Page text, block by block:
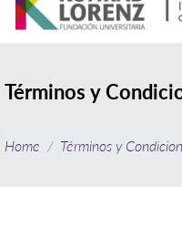
Términos y
Home Términos y